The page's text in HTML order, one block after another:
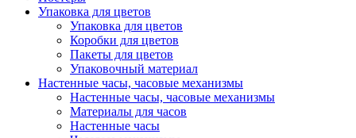
Упаковка для цветов
Упаковка для цветов
Коробки для цветов
Пакеты для цветов
Упаковочный материал
Настенные часы, часовые механизмы
Настенные часы, часовые механизмы
Материалы для часов
Настенные часы